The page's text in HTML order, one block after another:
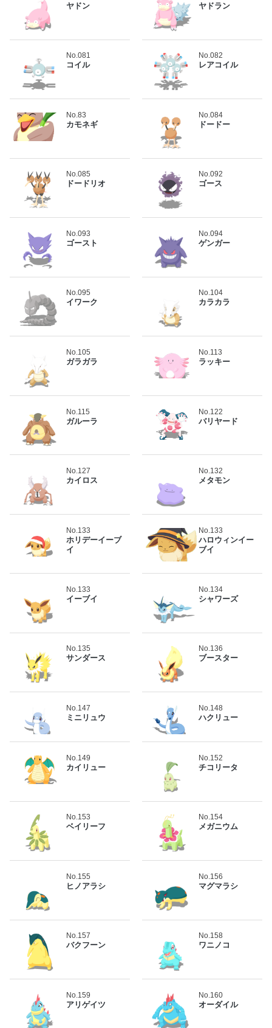
ヤドン ヤドラン
No.081
コイル
No.082
レアコイル
No.83
カモネギ
No.084
ドードー
No.085
ドードリオ
No.092
ゴース
No.093
ゴースト
No.094
ゲンガー
No.095
イワーク
No.104
カラカラ
No.105
ガラガラ
No.113
ラッキー
No.115
ガルーラ
No.122
バリヤード
No.127
カイロス
No.132
メタモン
No.133
ホリデーイーブ
イ
No.133
ハロウィンイー
ブイ
No.133
イーブイ
No.134
シャワーズ
No.135
サンダース
No.136
ブースター
No.147
ミニリュウ
No.148
ハクリュー
No.149
カイリュー
No.152
チコリータ
No.153
ベイリーフ
No.154
メガニウム
No.155
ヒノアラシ
No.156
マグマラシ
No.157
バクフーン
No.158
ワニノコ
No.159
アリゲイツ
No.160
オーダイル